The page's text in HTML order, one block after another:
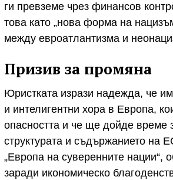
ги превземе чрез финансов
това като „нова форма на
между евроатлантизма и
Призив за промяна
Юристката изрази надежда, че
и интелигентни хора в Европа,
опасността и че ще дойде време
структурата и съдържанието на
„Европа на суверенните нации“,
заради икономическо